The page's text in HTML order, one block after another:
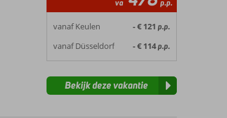
va p.p.
vanaf Keulen - € 121 p.p.
vanaf Düsseldorf - € 114p.p.
Bekijk deze vakantie